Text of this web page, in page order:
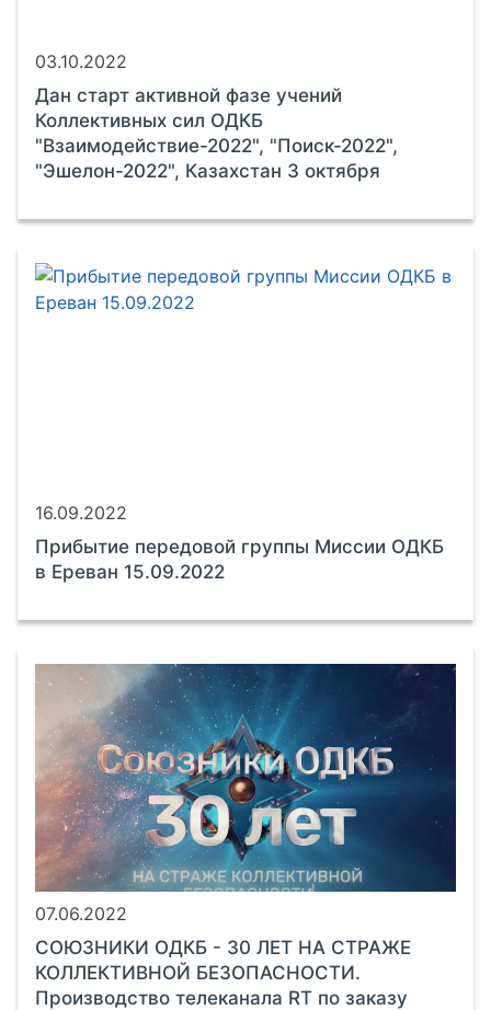
03.10.2022
Дан старт активной фазе учений
Коллективных сил ОДКБ
"Взаимодействие-2022", "Поиск-2022",
"Эшелон-2022", Казахстан 3 октября
16.09.2022
Прибытие передовой группы Миссии ОДКБ
в Ереван 15.09.2022
07.06.2022
СОЮЗНИКИ ОДКБ - 30 ЛЕТ НА СТРАЖЕ
КОЛЛЕКТИВНОЙ БЕЗОПАСНОСТИ.
Производство телеканала RT по заказу